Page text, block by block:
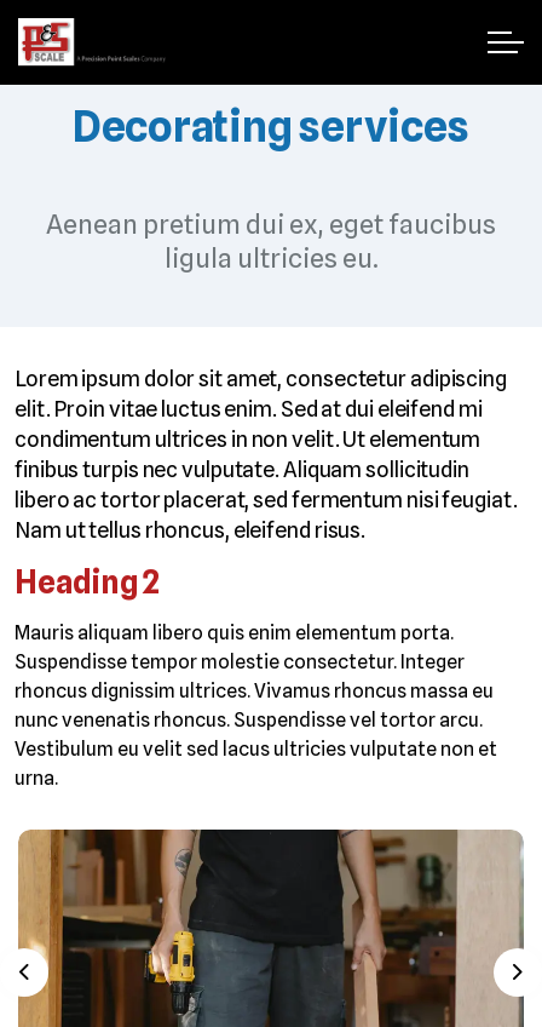
Decorating services
Aenean pretium dui ex, eget faucibus
ligula ultricies eu.
Lorem ipsum dolor sit amet, consectetur adipiscing
elit. Proin vitae luctus enim. Sed at dui eleifend mi
condimentum ultrices in non velit. Ut elementum
finibus turpis nec vulputate. Aliquam sollicitudin
libero ac tortor placerat, sed fermentum nisi feugiat.
Nam ut tellus rhoncus, eleifend risus.
Heading 2
Mauris aliquam libero quis enim elementum porta.
Suspendisse tempor molestie consectetur. Integer
rhoncus dignissim ultrices. Vivamus rhoncus massa eu
nunc venenatis rhoncus. Suspendisse vel tortor arcu.
Vestibulum eu velit sed lacus ultricies vulputate non et
urna.
Previous